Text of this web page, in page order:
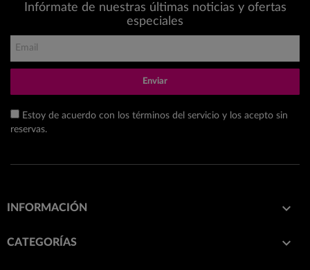
Infórmate de nuestras últimas noticias y ofertas
especiales
Enviar
Estoy de acuerdo con los términos del servicio y los acepto sin
reservas.
INFORMACIÓN 
CATEGORÍAS 